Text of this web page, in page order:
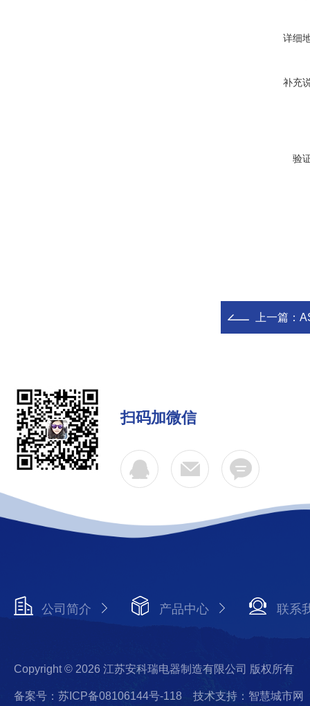
详细
补充
验
上一篇：
扫码加微信
公司简介 产品中心 联系
Copyright © 2026 江苏安科瑞电器制造有限公司 版权所有
备案号：苏ICP备08106144号-118 技术支持：智慧城市网